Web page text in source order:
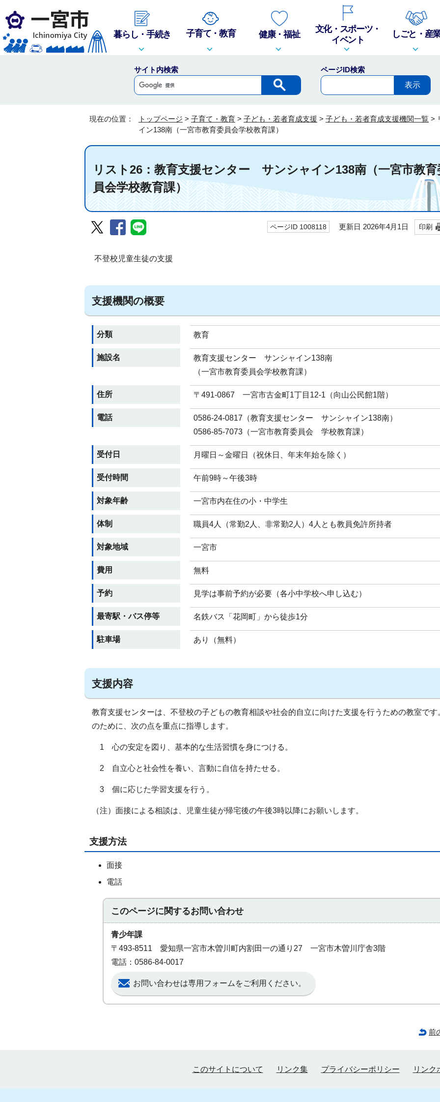
暮らし・手続き 子育て・教育 健康・福祉
文化・スポーツ・
イベント
しごと・産
サイト内検索 ページID検索
現在の位置： トップページ > 子育て・教育 > 子ども・若者育成支援 > 子ども・若者育成支援機関一覧 >
イン138南（一宮市教育委員会学校教育課）
リスト26：教育支援センター サンシャイン138南（一宮市教育
員会学校教育課）
ページID 1008118 更新日 2026年4月1日 印刷
不登校児童生徒の支援
支援機関の概要
分類 教育
施設名
教育支援センター サンシャイン138南
（一宮市教育委員会学校教育課）
住所 〒491-0867 一宮市古金町1丁目12-1（向山公民館1階）
電話
0586-24-0817（教育支援センター サンシャイン138南）
0586-85-7073（一宮市教育委員会 学校教育課）
受付日 月曜日～金曜日（祝休日、年末年始を除く）
受付時間 午前9時～午後3時
対象年齢 一宮市内在住の小・中学生
体制 職員4人（常勤2人、非常勤2人）4人とも教員免許所持者
対象地域 一宮市
費用 無料
予約 見学は事前予約が必要（各小中学校へ申し込む）
最寄駅・バス停等 名鉄バス「花岡町」から徒歩1分
駐車場 あり（無料）
支援内容
教育支援センターは、不登校の子どもの教育相談や社会的自立に向けた支援を行うための教室です
のために、次の点を重点に指導します。
1 心の安定を図り、基本的な生活習慣を身につける。
2 自立心と社会性を養い、言動に自信を持たせる。
3 個に応じた学習支援を行う。
（注）面接による相談は、児童生徒が帰宅後の午後3時以降にお願いします。
支援方法
面接
電話
このページに関するお問い合わせ
青少年課
〒493-8511 愛知県一宮市木曽川町内割田一の通り27 一宮市木曽川庁舎3階
電話：0586-84-0017
お問い合わせは専用フォームをご利用ください。
前
このサイトについて リンク集 プライバシーポリシー リンク